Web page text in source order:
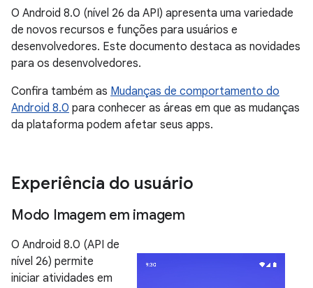
O Android 8.0 (nível 26 da API) apresenta uma variedade
de novos recursos e funções para usuários e
desenvolvedores. Este documento destaca as novidades
para os desenvolvedores.
Confira também as Mudanças de comportamento do
Android 8.0 para conhecer as áreas em que as mudanças
da plataforma podem afetar seus apps.
Experiência do usuário
Modo Imagem em imagem
O Android 8.0 (API de
nível 26) permite
iniciar atividades em